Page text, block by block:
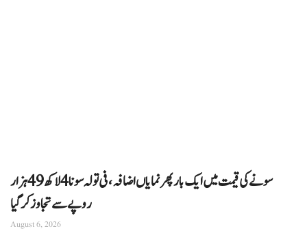
سونے کی قیمت میں ایک بار پھر نمایاں اضافہ، فی تولہ سونا 4 لاکھ 49 ہزار
روپے سے تجاوز کرگیا
August 6, 2026